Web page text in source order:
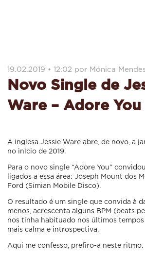
19.02.2019 • 12:02 por Mónica
Novo Single de
Ware – Adore You
A inglesa Jessie Ware abre, de novo, a
no início de 2019.
Para o novo single “Adore You”
ligados a essa área: Joseph Mount dos
Ford (Simian Mobile Disco).
O resultado é um single que convida à
menos, acrescenta alguns BPM (beats
nos tinha habituado nos últimos tempos
mais calma e introspectiva.
Aqui me confesso, prefiro-a neste ritmo.